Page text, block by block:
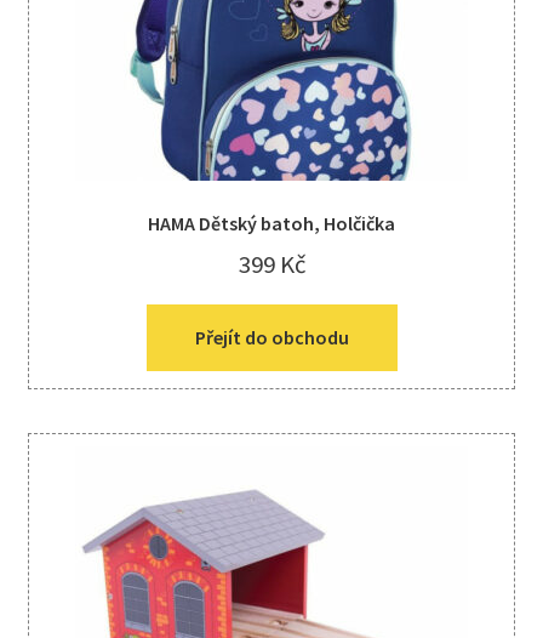
HAMA Dětský batoh, Holčička
399 Kč
Přejít do obchodu